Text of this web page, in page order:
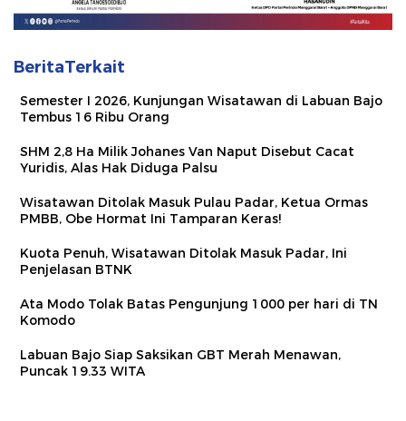
BeritaTerkait
Semester I 2026, Kunjungan Wisatawan di Labuan Bajo
Tembus 16 Ribu Orang
SHM 2,8 Ha Milik Johanes Van Naput Disebut Cacat
Yuridis, Alas Hak Diduga Palsu
Wisatawan Ditolak Masuk Pulau Padar, Ketua Ormas
PMBB, Obe Hormat Ini Tamparan Keras!
Kuota Penuh, Wisatawan Ditolak Masuk Padar, Ini
Penjelasan BTNK
Ata Modo Tolak Batas Pengunjung 1000 per hari di TN
Komodo
Labuan Bajo Siap Saksikan GBT Merah Menawan,
Puncak 19.33 WITA